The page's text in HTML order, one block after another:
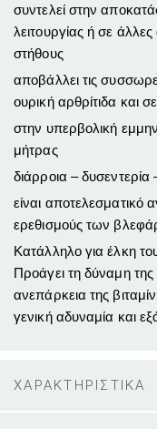
συντελεί στην
λειτουργίας ή σε
στήθους
αποβάλλει τις
ουρική αρθρίτιδα και
στην υπερβολική
μήτρας
διάρροια – δυσεντερία
είναι αποτελεσματικό
ερεθισμούς των
Κατάλληλο για έλκη
Προάγει τη δύναμη
ανεπάρκεια της
γενική αδυναμία και
ΧΑΡΑΚΤΗΡΙΣΤΙΚΑ